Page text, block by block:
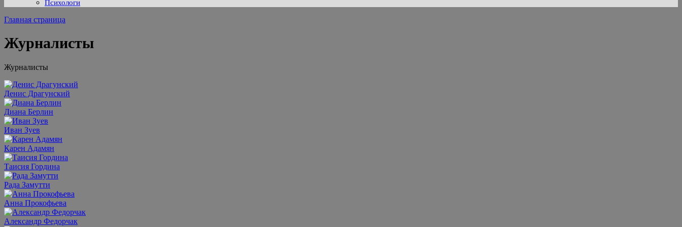
Психологи
Главная страница
Журналисты
Журналисты
Денис Драгунский
Диана Берлин
Иван Зуев
Карен Адамян
Таисия Гордина
Рада Замутти
Анна Прокофьева
Александр Федорчак